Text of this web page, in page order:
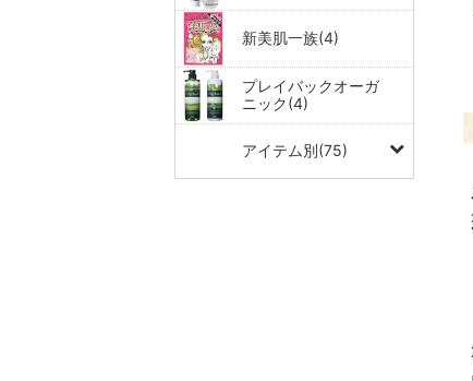
新美肌一族(4)
プレイバックオーガ
ニック(4)
アイテム別(75)